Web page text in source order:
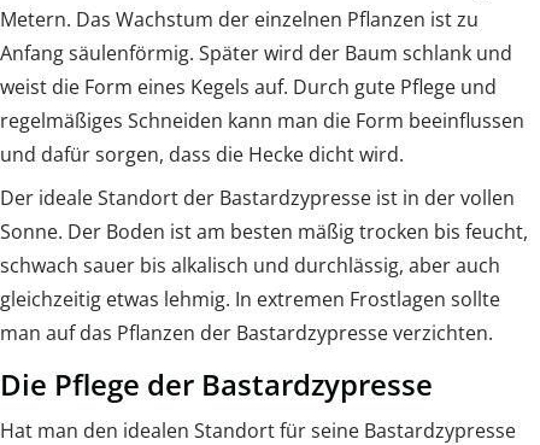
Metern. Das Wachstum der einzelnen Pflanzen ist zu
Anfang säulenförmig. Später wird der Baum schlank und
weist die Form eines Kegels auf. Durch gute Pflege und
regelmäßiges Schneiden kann man die Form beeinflussen
und dafür sorgen, dass die Hecke dicht wird.
Der ideale Standort der Bastardzypresse ist in der vollen
Sonne. Der Boden ist am besten mäßig trocken bis feucht,
schwach sauer bis alkalisch und durchlässig, aber auch
gleichzeitig etwas lehmig. In extremen Frostlagen sollte
man auf das Pflanzen der Bastardzypresse verzichten.
Die Pflege der Bastardzypresse
Hat man den idealen Standort für seine Bastardzypresse